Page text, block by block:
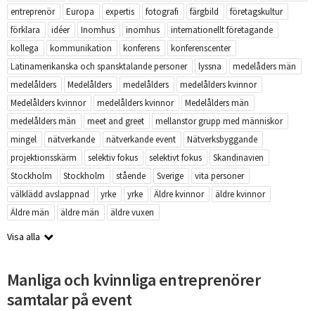
entreprenör
Europa expertis fotografi färgbild
företagskultur
förklara
idéer Inomhus inomhus
internationellt företagande
kollega
kommunikation konferens
konferenscenter
Latinamerikanska och spansktalande personer
lyssna
medelåders män
medelålders
Medelålders medelålders
medelålders kvinnor
Medelålders kvinnor
medelålders kvinnor
Medelålders män
medelålders män
meet and greet
mellanstor grupp med människor
mingel
nätverkande nätverkande event
Nätverksbyggande
projektionsskärm
selektiv fokus selektivt fokus
Skandinavien
Stockholm
Stockholm stående Sverige
vita personer
välklädd avslappnad
yrke yrke Äldre kvinnor
äldre kvinnor
Äldre män
äldre män äldre vuxen
Visa alla
Manliga och kvinnliga entreprenörer
samtalar på event